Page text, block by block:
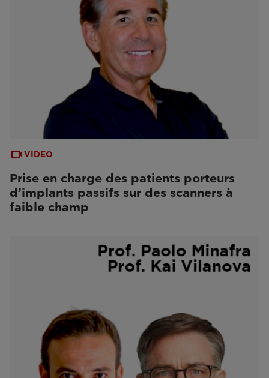
VIDEO
Prise en charge des patients porteurs
d’implants passifs sur des scanners à
faible champ